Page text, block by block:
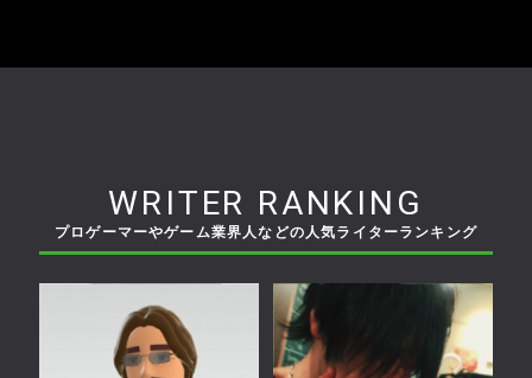
WRITER RANKING
プロゲーマーやゲーム業界人などの人気ライターランキング